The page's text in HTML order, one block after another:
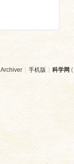
Archiver | 手机版 | 科学网 (